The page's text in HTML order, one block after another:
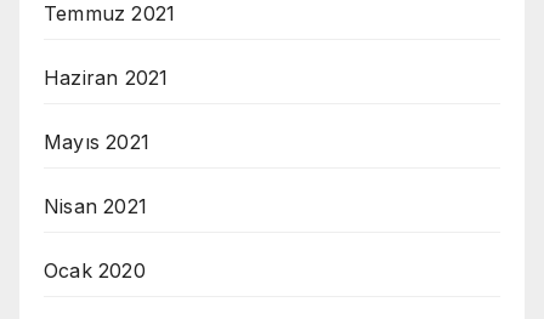
Temmuz 2021
Haziran 2021
Mayıs 2021
Nisan 2021
Ocak 2020